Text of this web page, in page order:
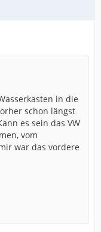
in die
schon längst
es sein das VW
vom
war das vordere